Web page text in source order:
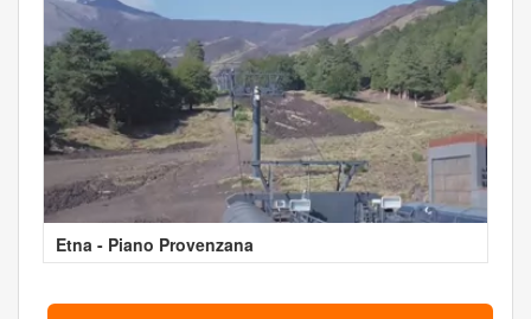
Etna - Piano Provenzana